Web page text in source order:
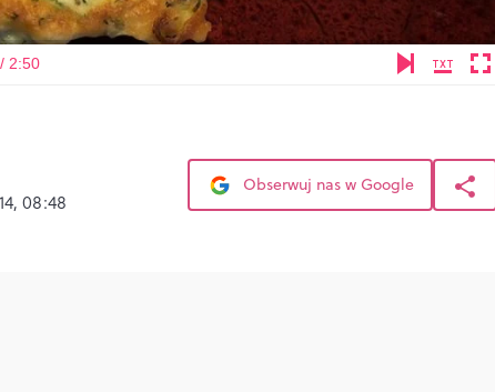
2:50
08:48
Obserwuj nas w Google